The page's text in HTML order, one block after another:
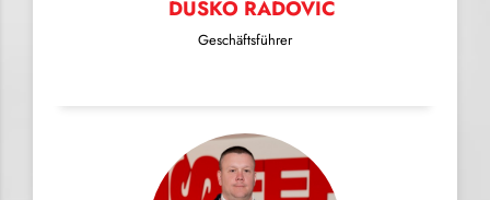
DUŠKO RADOVIĆ
Geschäftsführer